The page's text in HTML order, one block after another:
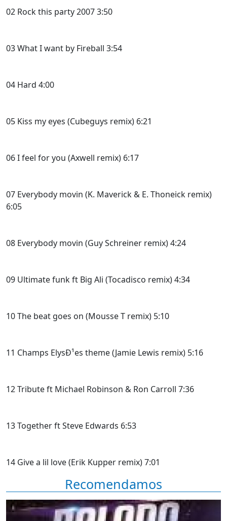
02 Rock this party 2007 3:50
03 What I want by Fireball 3:54
04 Hard 4:00
05 Kiss my eyes (Cubeguys remix) 6:21
06 I feel for you (Axwell remix) 6:17
07 Everybody movin (K. Maverick & E. Thoneick remix)
6:05
08 Everybody movin (Guy Schreiner remix) 4:24
09 Ultimate funk ft Big Ali (Tocadisco remix) 4:34
10 The beat goes on (Mousse T remix) 5:10
11 Champs ElysÐ¹es theme (Jamie Lewis remix) 5:16
12 Tribute ft Michael Robinson & Ron Carroll 7:36
13 Together ft Steve Edwards 6:53
14 Give a lil love (Erik Kupper remix) 7:01
Recomendamos